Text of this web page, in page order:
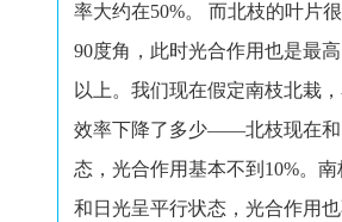
率大约在50%。
而北枝的叶片
90度角，此时光合作用也是最
以上。 我们现在假定南枝北栽
效率下降了多少——北枝现在和
态，光合作用基本不到 10%。 南
和日光呈平行状态，光合作用也